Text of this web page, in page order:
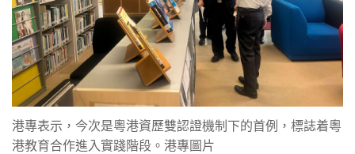
港專表示，今次是粵港資歷雙認證機制下的首例，標誌着粵
港教育合作進入實踐階段。港專圖片